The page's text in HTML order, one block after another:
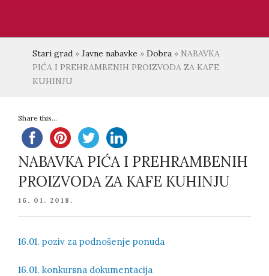
Stari grad » Javne nabavke » Dobra » NABAVKA
PIĆA I PREHRAMBENIH PROIZVODA ZA KAFE
KUHINJU
Share this...
NABAVKA PIĆA I PREHRAMBENIH
PROIZVODA ZA KAFE KUHINJU
POSTED
16. 01. 2018.
16.01. poziv za podnošenje ponuda
16.01. konkursna dokumentacija